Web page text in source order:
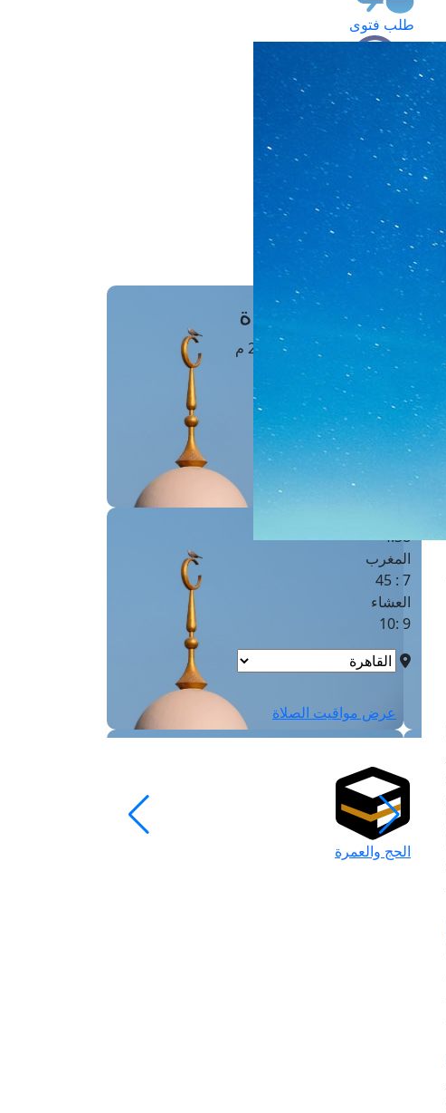
طلب فتوى
استعلام عن فتوى
حجز موعد
الفتوى الهاتفية
مَواقِيتُ الصَّـــلاة
القاهرة · 06 أغسطس 2026 م
4 :40
الشروق
6 :17
4:38
المغرب
7 : 45
العشاء
9 :10
عرض مواقيت الصلاة
الحج والعمرة